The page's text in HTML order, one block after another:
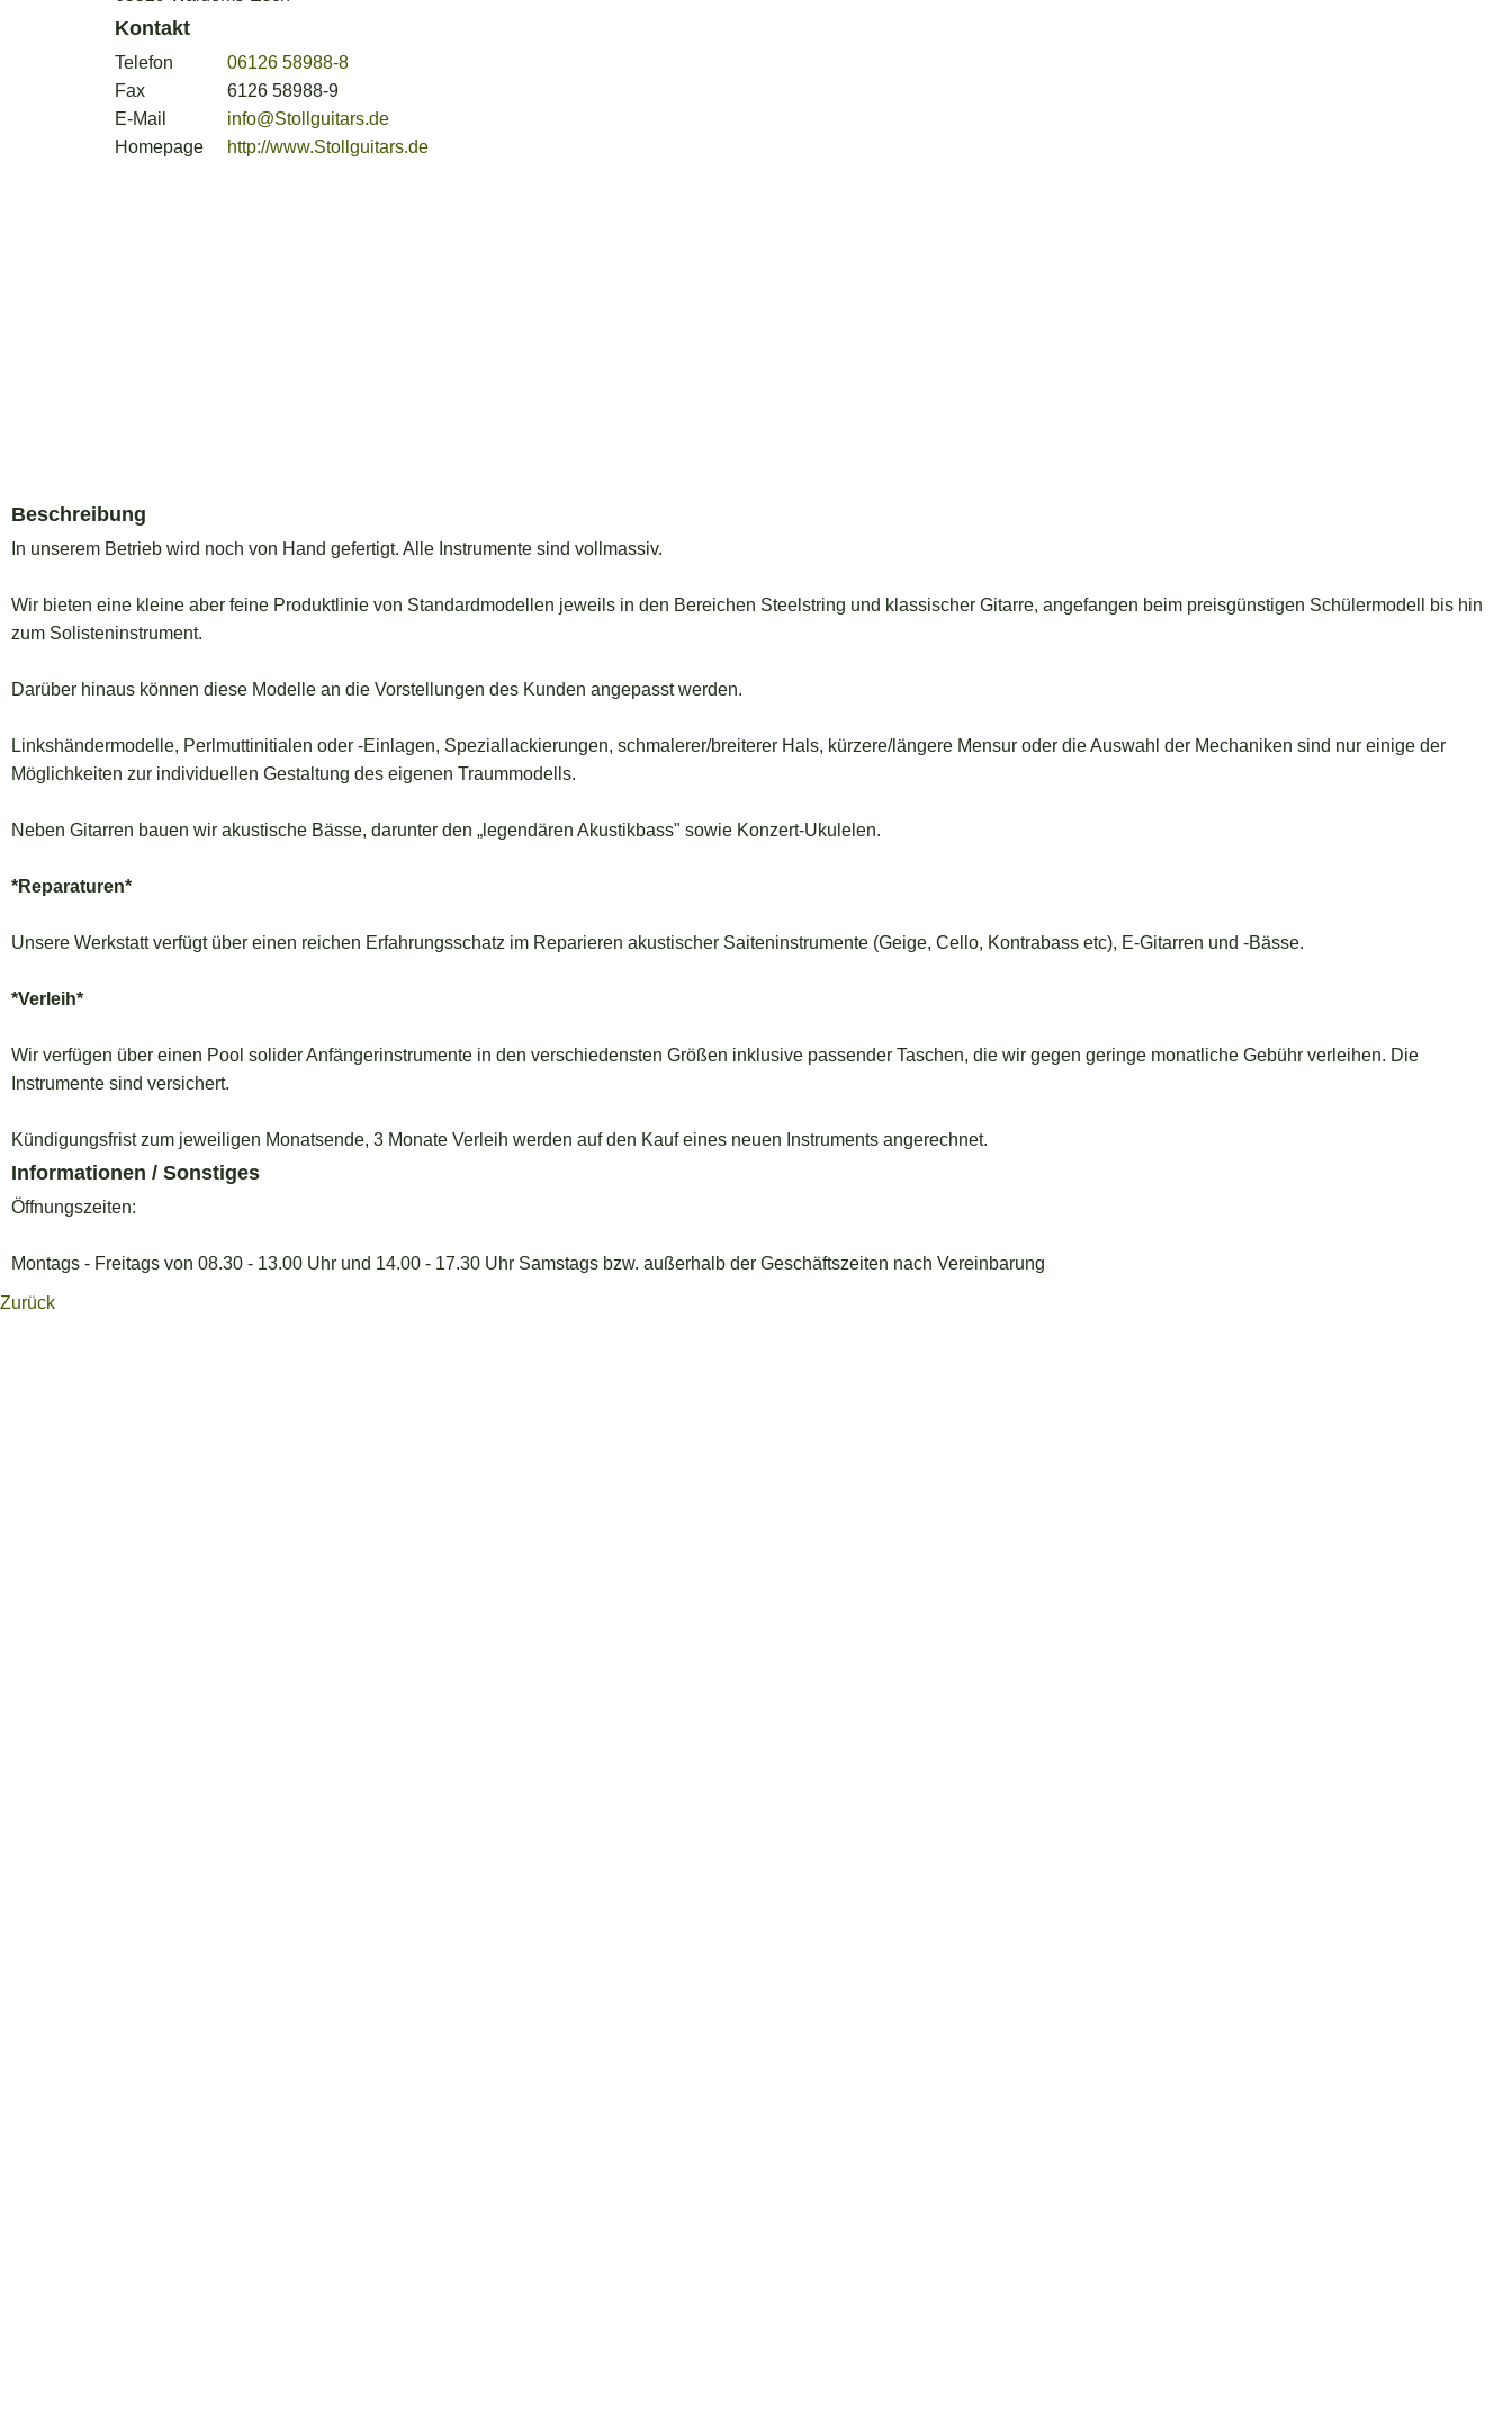
Kontakt
Telefon
06126 58988-8
Fax
6126 58988-9
E-Mail
info@Stollguitars.de
Homepage
http://www.Stollguitars.de
Beschreibung
In unserem Betrieb wird noch von Hand gefertigt. Alle Instrumente sind vollmassiv.
Wir bieten eine kleine aber feine Produktlinie von Standardmodellen jeweils in den Bereichen Steelstring und klassischer Gitarre, angefangen beim preisgünstigen Schülermodell bis hin
zum Solisteninstrument.
Darüber hinaus können diese Modelle an die Vorstellungen des Kunden angepasst werden.
Linkshändermodelle, Perlmuttinitialen oder -Einlagen, Speziallackierungen, schmalerer/breiterer Hals, kürzere/längere Mensur oder die Auswahl der Mechaniken sind nur einige der
Möglichkeiten zur individuellen Gestaltung des eigenen Traummodells.
Neben Gitarren bauen wir akustische Bässe, darunter den „legendären Akustikbass" sowie Konzert-Ukulelen.
*Reparaturen*
Unsere Werkstatt verfügt über einen reichen Erfahrungsschatz im Reparieren akustischer Saiteninstrumente (Geige, Cello, Kontrabass etc), E-Gitarren und -Bässe.
*Verleih*
Wir verfügen über einen Pool solider Anfängerinstrumente in den verschiedensten Größen inklusive passender Taschen, die wir gegen geringe monatliche Gebühr verleihen. Die
Instrumente sind versichert.
Kündigungsfrist zum jeweiligen Monatsende, 3 Monate Verleih werden auf den Kauf eines neuen Instruments angerechnet.
Informationen / Sonstiges
Öffnungszeiten:
Montags - Freitags von 08.30 - 13.00 Uhr und 14.00 - 17.30 Uhr Samstags bzw. außerhalb der Geschäftszeiten nach Vereinbarung
Zurück